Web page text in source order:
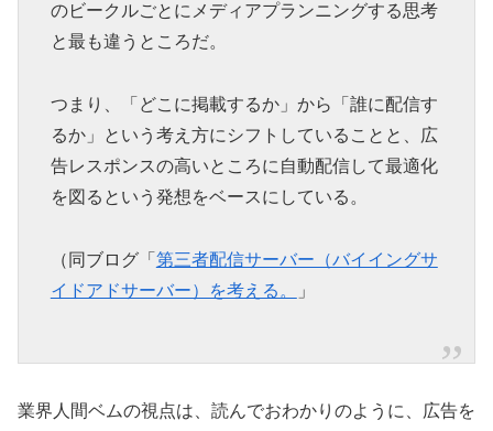
のビークルごとにメディアプランニングする思考
と最も違うところだ。
つまり、「どこに掲載するか」から「誰に配信す
るか」という考え方にシフトしていることと、広
告レスポンスの高いところに自動配信して最適化
を図るという発想をベースにしている。
（同ブログ「 第三者配信サーバー（バイイングサ
イドアドサーバー）を考える。
」
業界人間ベムの視点は、読んでおわかりのように、広告を